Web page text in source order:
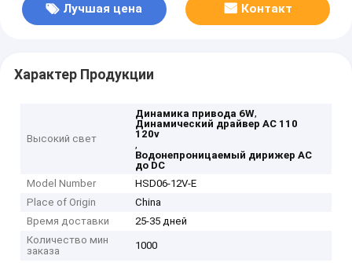
Лучшая цена Контакт
Характер Продукции
Высокий свет
Динамика привода 6W,
Динамический драйвер AC 110
120v
,
Водонепроницаемый дирижер AC
до DC
Model Number
HSD06-12V-E
Place of Origin
China
Время доставки
25-35 дней
Количество мин
заказа
1000